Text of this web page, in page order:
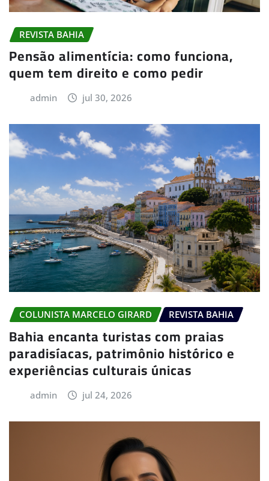
REVISTA BAHIA
Pensão alimentícia: como funciona,
quem tem direito e como pedir
admin jul 30, 2026
COLUNISTA MARCELO GIRARD REVISTA BAHIA
Bahia encanta turistas com praias
paradisíacas, patrimônio histórico e
experiências culturais únicas
admin jul 24, 2026